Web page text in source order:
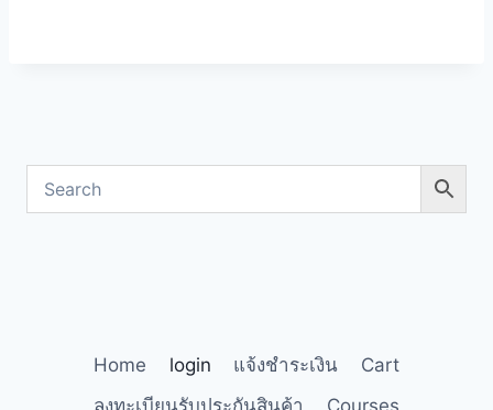
Home login แจ้งชำระเงิน
Cart